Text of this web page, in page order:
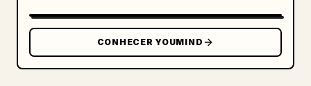
CONHECER YOUMIND